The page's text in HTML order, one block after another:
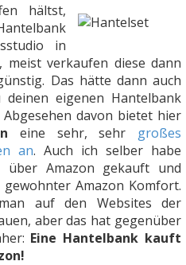
hältst,
in
meist verkaufen diese dann
Das hätte dann auch
eigenen Hantelbank
davon bietet hier
eine sehr, sehr großes
an. Auch ich selber habe
über Amazon gekauft und
Amazon Komfort.
auf den Websites der
aber das hat gegenüber
Eine Hantelbank kauft